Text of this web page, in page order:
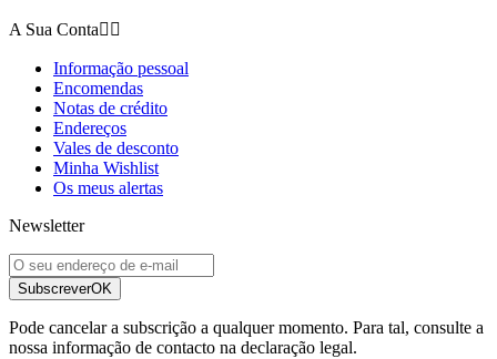
A Sua Conta 
Informação pessoal
Encomendas
Notas de crédito
Endereços
Vales de desconto
Minha Wishlist
Os meus alertas
Newsletter
SubscreverOK
Pode cancelar a subscrição a qualquer momento. Para tal, consulte a
nossa informação de contacto na declaração legal.